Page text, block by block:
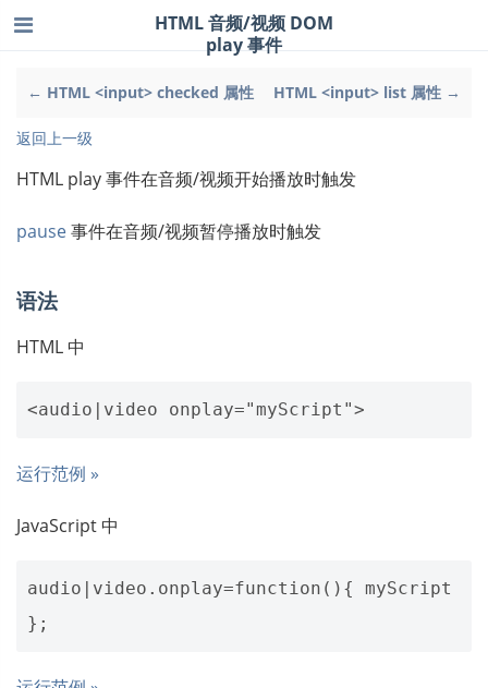
← HTML <input> checked 属性 HTML <input> list 属性 →
HTML 音频/视频 DOM
play 事件
返回上一级
HTML play 事件在音频/视频开始播放时触发
pause事件在音频/视频暂停播放时触发
语法
HTML 中
运行范例 »
JavaScript 中
audio|video.onplay=function(){ myScript